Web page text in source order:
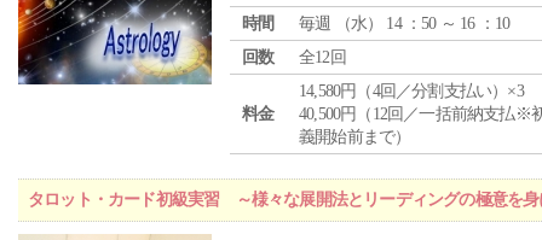
時間
毎週 （水） 14 ：50 ～ 16 ：10
回数
全12回
料金
14,580円（4回／分割支払い）×3
40,500円（12回／一括前納支払※
義開始前まで）
タロット・カード初級実習 ～様々な展開法とリーディングの極意を身